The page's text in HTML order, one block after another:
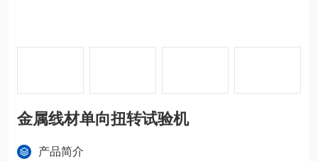
金属线材单向扭转试验机
产品简介